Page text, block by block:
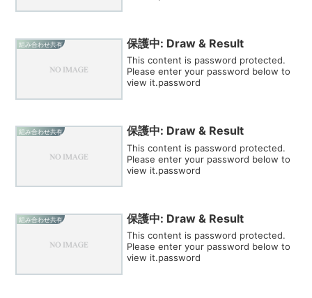
組み合わせ共有 保護中: Draw & Result
This content is password protected.
Please enter your password below to
view it.password
組み合わせ共有 保護中: Draw & Result
This content is password protected.
Please enter your password below to
view it.password
組み合わせ共有 保護中: Draw & Result
This content is password protected.
Please enter your password below to
view it.password